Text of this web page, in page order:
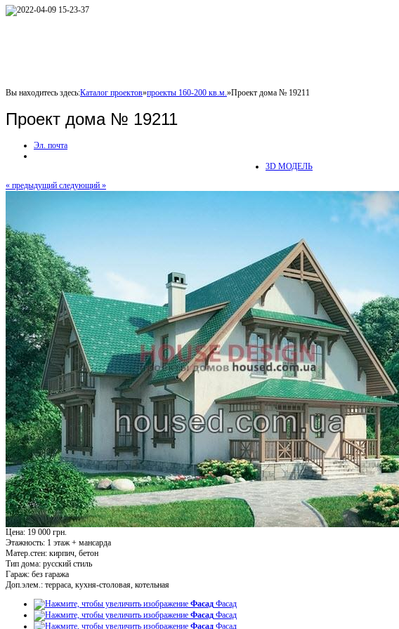
Вы находитесь здесь:Каталог проектов»проекты 160-200 кв.м. »Проект дома № 19211
Проект дома № 19211
Эл. почта
3D МОДЕЛЬ
« предыдущий следующий »
Цена: 19 000 грн.
Этажность: 1 этаж + мансарда
Матер.стен: кирпич, бетон
Тип дома: русский стиль
Гараж: без гаража
Доп.элем.: терраса, кухня-столовая, котельная
Фасад Фасад
Фасад Фасад
Фасад Фасад